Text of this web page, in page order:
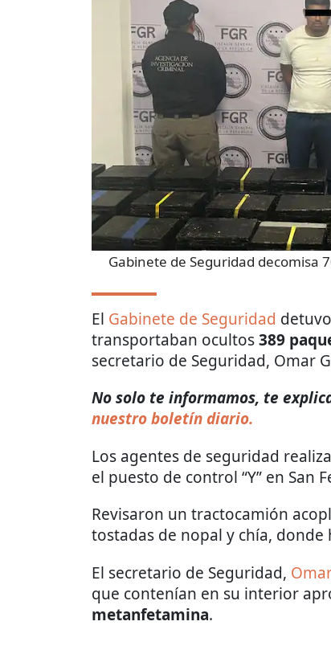
Gabinete de Seguridad decomisa
El Gabinete de Seguridad
transportaban ocultos389
secretario de Seguridad, Omar
No solo te informamos, te
nuestro boletín diario.
Los agentes de seguridad
el puesto de control “Y” en San
Revisaron un tractocamión
tostadas de nopal y chía, donde
El secretario de Seguridad,
que contenían en su interior
metanfetamina.